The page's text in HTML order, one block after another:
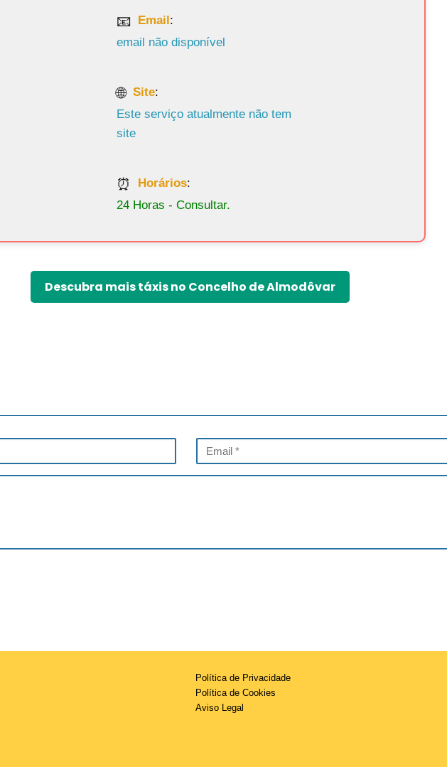
Email :
email não disponível
Site:
Este serviço atualmente não tem
site
Horários:
24 Horas - Consultar.
Descubra mais táxis no Concelho de Almodôvar